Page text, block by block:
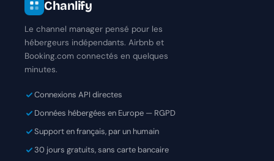
Chanlify
Le channel manager pensé pour les
hébergeurs indépendants. Airbnb et
Booking.com connectés en quelques
minutes.
Connexions API directes
Données hébergées en Europe — RGPD
Support en français, par un humain
30 jours gratuits, sans carte bancaire